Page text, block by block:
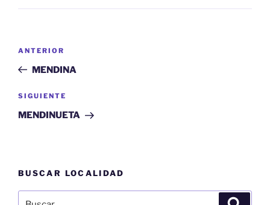
entradas
Entrada
anterior:
ANTERIOR
MENDINA
Siguiente
entrada
SIGUIENTE
MENDINUETA
BUSCAR LOCALIDAD